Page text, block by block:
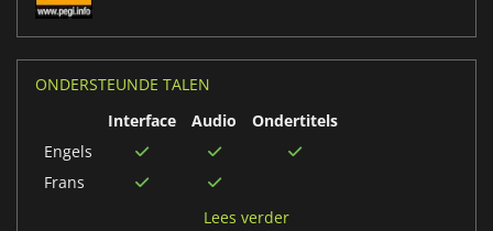
ONDERSTEUNDE TALEN
Interface
Audio
Ondertitels
Engels
Frans
Lees verder